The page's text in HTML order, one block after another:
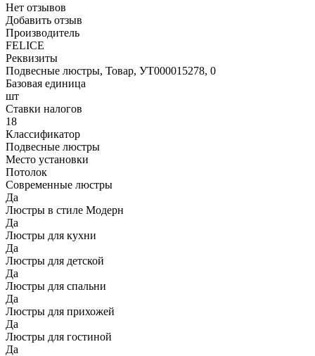
Нет отзывов
Добавить отзыв
Производитель
FELICE
Реквизиты
Подвесные люстры, Товар, УТ000015278, 0
Базовая единица
шт
Ставки налогов
18
Классификатор
Подвесные люстры
Место установки
Потолок
Современные люстры
Да
Люстры в стиле Модерн
Да
Люстры для кухни
Да
Люстры для детской
Да
Люстры для спальни
Да
Люстры для прихожей
Да
Люстры для гостиной
Да